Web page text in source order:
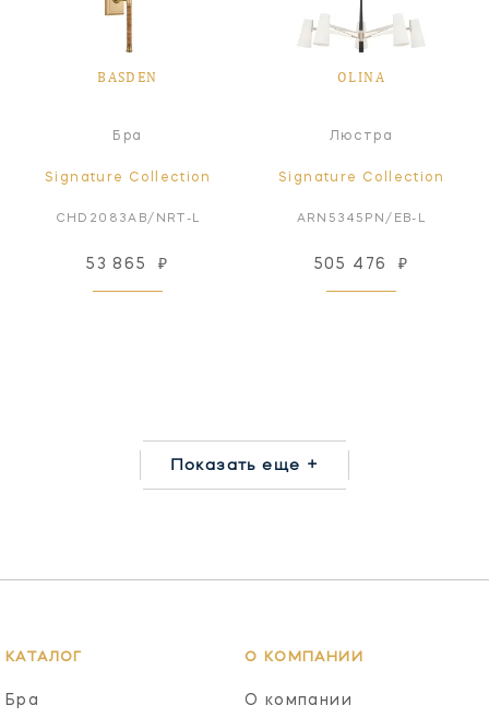
BASDEN
Бра
Signature Collection
CHD2083AB/NRT-L
53 865 ₽
OLINA
Люстра
Signature Collection
ARN5345PN/EB-L
505 476 ₽
Показать еще +
КАТАЛОГ
Бра
О КОМПАНИИ
О компании